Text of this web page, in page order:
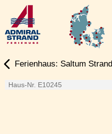
Ferienhaus: Saltum Strand
Haus-Nr. E10245